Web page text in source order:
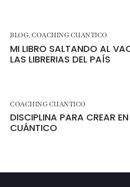
BLOG, COACHING CUANTICO
MI LIBRO SALTANDO AL
LAS LIBRERIAS DEL PAÍS
COACHING CUANTICO
DISCIPLINA PARA CREAR
CUÁNTICO